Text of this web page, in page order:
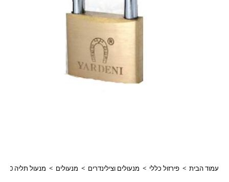
עמוד הבית > פירזול כללי > מנעולים וצילינדרים > מנעולים > מנעול תליה 50 א' ירדני דגם 10115112